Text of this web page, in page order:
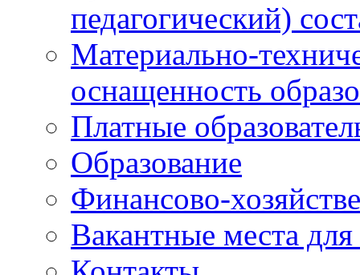
педагогический)
Материально-
оснащенность
Платные
Образование
Финансово-
Вакантные места